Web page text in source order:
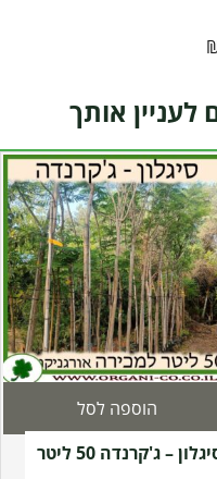
לעניין אותך
– ג'קרנדה 50 ליטר
הוספה לסל